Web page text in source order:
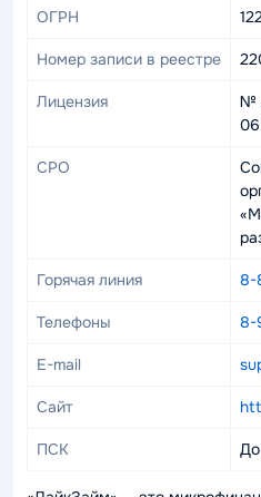
ОГРН
Номер записи в реестре
Лицензия
№
СРО
Горячая линия 8-
Телефоны 8-
E-mail
Сайт
ПСК